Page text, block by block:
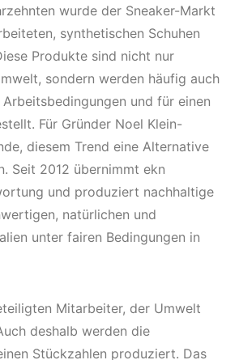
wurde der Sneaker-Markt
synthetischen Schuhen
Produkte sind nicht nur
sondern werden häufig auch
und für einen
Für Gründer Noel Klein-
diesem Trend eine Alternative
Seit 2012 übernimmt ekn
und produziert nachhaltige
natürlichen und
unter fairen Bedingungen in
Mitarbeiter, der Umwelt
deshalb werden die
Stückzahlen produziert. Das